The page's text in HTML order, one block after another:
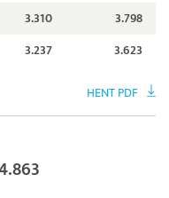
3.310
3.798
3.237 3.623
HENT PDF